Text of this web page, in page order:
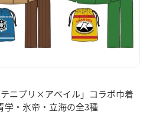
ニプリ×アベイル」コラボ巾着
学・氷帝・立海の全3種